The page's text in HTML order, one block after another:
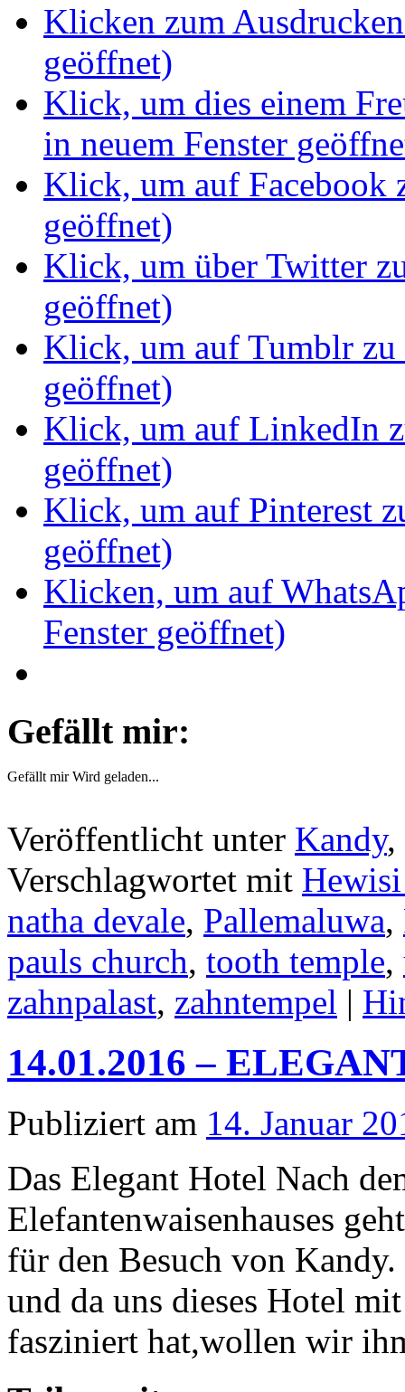
Klicken zum
geöffnet)
Klick, um dies einem
in neuem Fenster
Klick, um auf Facebook
geöffnet)
Klick, um über Twitter
geöffnet)
Klick, um auf Tumblr zu
geöffnet)
Klick, um auf LinkedIn
geöffnet)
Klick, um auf Pinterest
geöffnet)
Klicken, um auf
Fenster geöffnet)
Gefällt mir:
Gefällt mir Wird geladen...
Veröffentlicht unter Kandy,
Verschlagwortet mit
natha devale, Pallemaluwa,
pauls church, tooth temple,
zahnpalast, zahntempel |
14.01.2016 –
Publiziert am 14. Januar
Das Elegant Hotel Nach
Elefantenwaisenhauses
für den Besuch von
und da uns dieses Hotel
fasziniert hat,wollen wir